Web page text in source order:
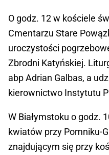
O godz. 12 w kościele
Cmentarzu Stare
uroczystości
Zbrodni Katyńskiej.
abp Adrian Galbas, a
kierownictwo Instytutu
W Białymstoku o godz.
kwiatów przy Pomniku-
znajdującym się przy